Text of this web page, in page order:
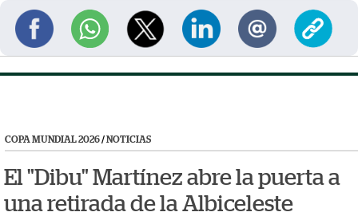
COPA MUNDIAL 2026/NOTICIAS
El "Dibu" Martínez abre la puerta a
una retirada de la Albiceleste